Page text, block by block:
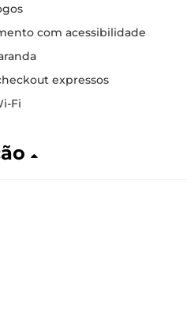
com acessibilidade
expressos
Fi